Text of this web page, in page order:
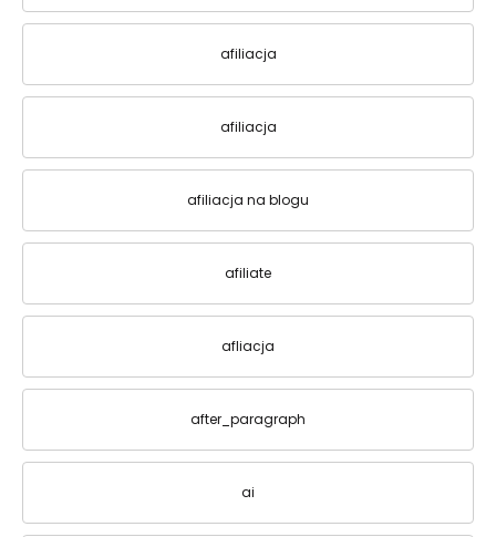
afiliacja
afiliacja
afiliacja na blogu
afiliate
afliacja
after_paragraph
ai